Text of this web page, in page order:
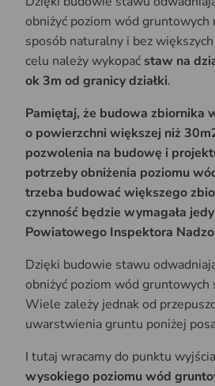
obniżyć poziom wód gruntowych
sposób naturalny i bez
celu należy wykopać staw na
ok 3m od granicy działki.
Pamiętaj, że budowa zbiornika
o powierzchni większej niż
pozwolenia na budowę i
potrzeby obniżenia poziomu
trzeba budować większego
czynność będzie wymagała
Powiatowego Inspektora
Dzięki budowie stawu
obniżyć poziom wód gruntowych
Wiele zależy jednak od
uwarstwienia gruntu poniżej
I tutaj wracamy do punktu
wysokiego poziomu wód